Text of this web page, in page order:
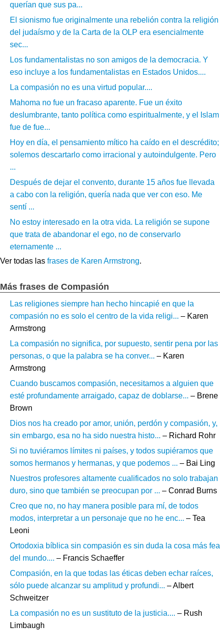
querían que sus pa...
El sionismo fue originalmente una rebelión contra la religión
del judaísmo y de la Carta de la OLP era esencialmente
sec...
Los fundamentalistas no son amigos de la democracia. Y
eso incluye a los fundamentalistas en Estados Unidos....
La compasión no es una virtud popular....
Mahoma no fue un fracaso aparente. Fue un éxito
deslumbrante, tanto política como espiritualmente, y el Islam
fue de fue...
Hoy en día, el pensamiento mítico ha caído en el descrédito;
solemos descartarlo como irracional y autoindulgente. Pero
...
Después de dejar el convento, durante 15 años fue llevada
a cabo con la religión, quería nada que ver con eso. Me
sentí ...
No estoy interesado en la otra vida. La religión se supone
que trata de abandonar el ego, no de conservarlo
eternamente ...
Ver todas las frases de Karen Armstrong.
Más frases de Compasión
Las religiones siempre han hecho hincapié en que la
compasión no es solo el centro de la vida religi... – Karen
Armstrong
La compasión no significa, por supuesto, sentir pena por las
personas, o que la palabra se ha conver... – Karen
Armstrong
Cuando buscamos compasión, necesitamos a alguien que
esté profundamente arraigado, capaz de doblarse... – Brene
Brown
Dios nos ha creado por amor, unión, perdón y compasión, y,
sin embargo, esa no ha sido nuestra histo... – Richard Rohr
Si no tuviéramos límites ni países, y todos supiéramos que
somos hermanos y hermanas, y que podemos ... – Bai Ling
Nuestros profesores altamente cualificados no solo trabajan
duro, sino que también se preocupan por ... – Conrad Burns
Creo que no, no hay manera posible para mí, de todos
modos, interpretar a un personaje que no he enc... – Tea
Leoni
Ortodoxia bíblica sin compasión es sin duda la cosa más fea
del mundo.... – Francis Schaeffer
Compasión, en la que todas las éticas deben echar raíces,
sólo puede alcanzar su amplitud y profundi... – Albert
Schweitzer
La compasión no es un sustituto de la justicia.... – Rush
Limbaugh